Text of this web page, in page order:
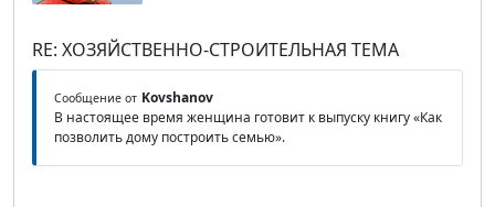
RE: ХОЗЯЙСТВЕННО-СТРОИТЕЛЬНАЯ ТЕМА
Сообщение от Kovshanov
В настоящее время женщина готовит к выпуску книгу «Как
позволить дому построить семью».